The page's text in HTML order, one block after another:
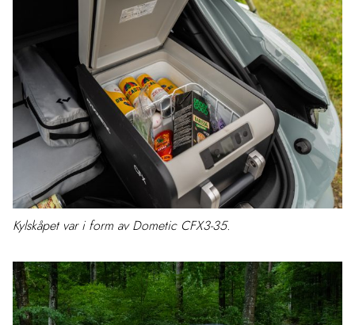
Kylskåpet var i form av Dometic CFX3-35.